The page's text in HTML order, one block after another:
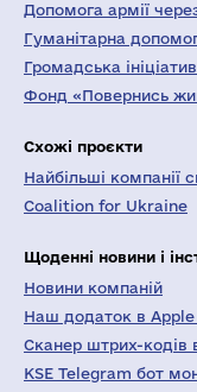
Допомога армії
Гуманітарна
Громадська
Фонд «Повернись
Схожі проєкти
Найбільші компанії
Coalition for Ukraine
Щоденні новини і
Новини компаній
Наш додаток в
Сканер штрих-кодів
KSE Telegram бот